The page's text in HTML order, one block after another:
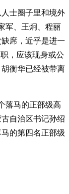
士圈子里和境外
军、王炯、程丽
席，近乎是进一
，应该现身或公
衡华已经被带离
落马的正部级高
自治区书记孙绍
的第四名正部级